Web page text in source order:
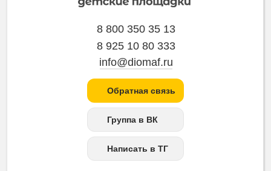
8 800 350 35 13
8 925 10 80 333
info@diomaf.ru
Обратная связь
Группа в ВК
Написать в ТГ